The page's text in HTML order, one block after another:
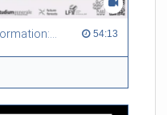
Between tradition and transformation: how owners, advisers and institutions co-create knowledge for resilient forests in Europe 54:13